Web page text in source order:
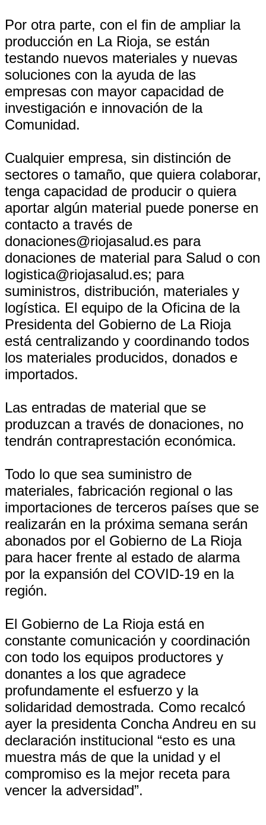
Por otra parte, con el fin de ampliar la
producción en La Rioja, se están
testando nuevos materiales y nuevas
soluciones con la ayuda de las
empresas con mayor capacidad de
investigación e innovación de la
Comunidad.
Cualquier empresa, sin distinción de
sectores o tamaño, que quiera colaborar,
tenga capacidad de producir o quiera
aportar algún material puede ponerse en
contacto a través de
donaciones@riojasalud.es para
donaciones de material para Salud o con
logistica@riojasalud.es; para
suministros, distribución, materiales y
logística. El equipo de la Oficina de la
Presidenta del Gobierno de La Rioja
está centralizando y coordinando todos
los materiales producidos, donados e
importados.
Las entradas de material que se
produzcan a través de donaciones, no
tendrán contraprestación económica.
Todo lo que sea suministro de
materiales, fabricación regional o las
importaciones de terceros países que se
realizarán en la próxima semana serán
abonados por el Gobierno de La Rioja
para hacer frente al estado de alarma
por la expansión del COVID-19 en la
región.
El Gobierno de La Rioja está en
constante comunicación y coordinación
con todo los equipos productores y
donantes a los que agradece
profundamente el esfuerzo y la
solidaridad demostrada. Como recalcó
ayer la presidenta Concha Andreu en su
declaración institucional “esto es una
muestra más de que la unidad y el
compromiso es la mejor receta para
vencer la adversidad”.